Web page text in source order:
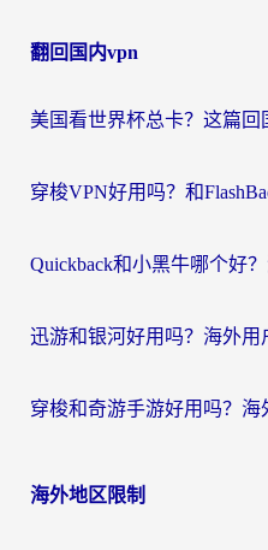
导
翻回国内vpn
海外地区限制